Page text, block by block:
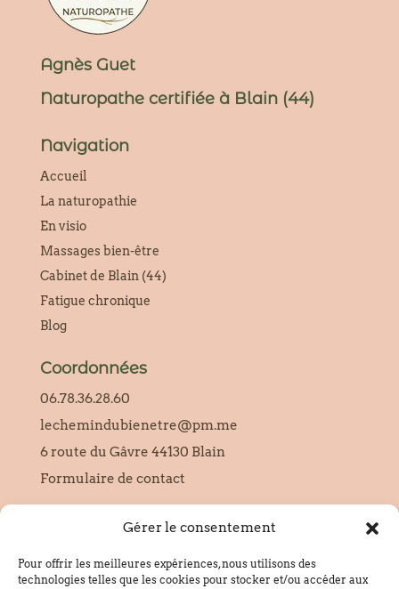
Gérer le consentement
Pour offrir les meilleures expériences, nous utilisons des
technologies telles que les cookies pour stocker et/ou accéder aux
Agnès Guet
Naturopathe certifiée à Blain (44)
Navigation
Accueil
La naturopathie
En visio
Massages bien-être
Cabinet de Blain (44)
Fatigue chronique
Blog
Coordonnées
06.78.36.28.60
lechemindubienetre@pm.me
6 route du Gâvre 44130 Blain
Formulaire de contact
95228654000010